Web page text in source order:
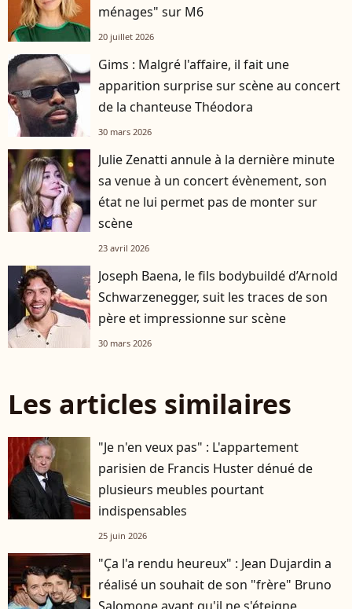
ménages" sur M6
20 juillet 2026
Gims : Malgré l'affaire, il fait une
apparition surprise sur scène au concert
de la chanteuse Théodora
30 mars 2026
Julie Zenatti annule à la dernière minute
sa venue à un concert évènement, son
état ne lui permet pas de monter sur
scène
23 avril 2026
Joseph Baena, le fils bodybuildé d’Arnold
Schwarzenegger, suit les traces de son
père et impressionne sur scène
30 mars 2026
Les articles similaires
"Je n'en veux pas" : L'appartement
parisien de Francis Huster dénué de
plusieurs meubles pourtant
indispensables
25 juin 2026
"Ça l'a rendu heureux" : Jean Dujardin a
réalisé un souhait de son "frère" Bruno